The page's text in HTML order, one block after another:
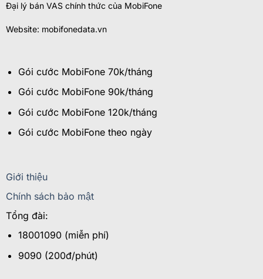
Đại lý bán VAS chính thức của MobiFone
Website: mobifonedata.vn
Gói cước MobiFone 70k/tháng
Gói cước MobiFone 90k/tháng
Gói cước MobiFone 120k/tháng
Gói cước MobiFone theo ngày
Giới thiệu
Chính sách bảo mật
Tổng đài:
18001090 (miễn phí)
9090 (200đ/phút)